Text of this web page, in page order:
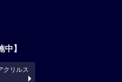
】
クリルス